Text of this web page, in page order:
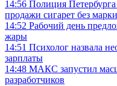
14:56 Полиция
продажи сигарет без
14:52 Рабочий день
жары
14:51 Психолог назвала
зарплаты
14:48 МАКС запустил
разработчиков